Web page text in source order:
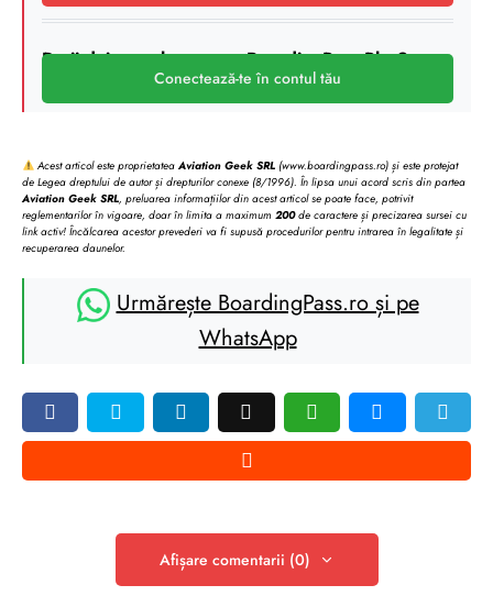
Deții deja un abonament BoardingPass Plus?
Conectează-te în contul tău
Acest articol este proprietateaAviation Geek SRL (www.boardingpass.ro) și este protejat
de Legea dreptului de autor și drepturilor conexe (8/1996). În lipsa unui acord scris din partea
Aviation Geek SRL, preluarea informațiilor din acest articol se poate face, potrivit
reglementarilor în vigoare, doar în limita a maximum 200de caractere și precizarea sursei cu
link activ! Încălcarea acestor prevederi va fi supusă procedurilor pentru intrarea în legalitate și
recuperarea daunelor.
Urmărește BoardingPass.ro și pe
WhatsApp
Afișare comentarii (0)